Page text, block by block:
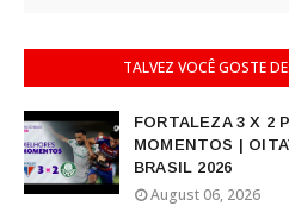
TALVEZ VOCÊ GOSTE
FORTALEZA 3 X 2
MOMENTOS |
BRASIL 2026
August 06, 2026